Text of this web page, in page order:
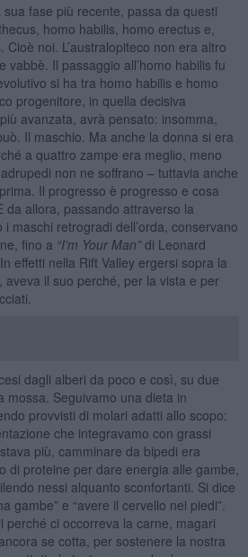
sua fase più recente, passa da questi
homo habilis, homo erectus e,
noi. L’australopiteco non era altro
vabbè. Il passaggio all’homo habilis fu
si ha tra homo habilis e homo
progenitore, in quella decisiva
avanzata, avrà pensato: insomma,
Il maschio. Ma anche la donna si era
a quattro zampe era meglio, meno
non ne soffrano – tuttavia anche
Il progresso è progresso e cosa
da allora, passando attraverso la
maschi retrogradi dell’orda, conservano
fino a “I’m Your Man”di Leonard
effetti nella Rift Valley ergersi sopra la
il suo perché, per la vista e per
dagli alberi da poco e così, su due
mossa. Seguivamo una dieta in
provvisti di molari adatti allo scopo:
che integravamo con grassi
più, camminare da bipedi era
di proteine per dare energia alle gambe,
nessi alquanto sconfortanti. Si dice
gambe” e “avere il cervello nei piedi”.
perché ci occorreva la carne, magari
se cotta, per sostenere la nostra